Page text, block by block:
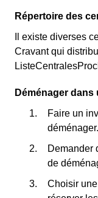
Répertoire des
Il existe diverses
Cravant qui
Déménager
Faire un
déménager.
Demander
de
Choisir